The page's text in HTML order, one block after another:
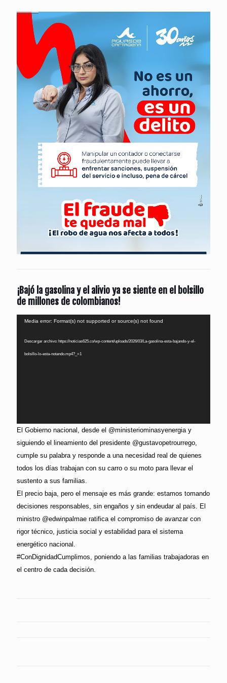
¡Bajó la gasolina y el alivio ya se siente en el bolsillo
de millones de colombianos!
Reproductor
Media error: Format(s) not supported or source(s) not found
Descargar archivo: https://noticias625.co/wp-content/uploads/2026/03/La-gasolina-esta-bajando-y-el-
bolsillo-lo-esta-notando.mp4?_=1
El Gobierno nacional, desde el @ministeriominasyenergia y
siguiendo el lineamiento del presidente @gustavopetrourrego,
cumple su palabra y responde a una necesidad real de quienes
todos los días trabajan con su carro o su moto para llevar el
sustento a sus familias.
El precio baja, pero el mensaje es más grande: estamos tomando
decisiones responsables, sin engaños y sin endeudar al país. El
ministro @edwinpalmae ratifica el compromiso de avanzar con
rigor técnico, justicia social y estabilidad para el sistema
energético nacional.
#ConDignidadCumplimos, poniendo a las familias trabajadoras en
el centro de cada decisión.